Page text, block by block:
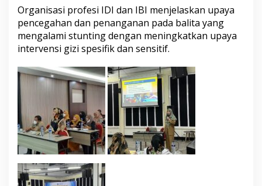
k
a
t
K
a
.
B
o
n
e
Organisasi profesi IDI dan IBI menjelaskan upaya
pencegahan dan penanganan pada balita yang
mengalami stunting dengan meningkatkan upaya
intervensi gizi spesifik dan sensitif.